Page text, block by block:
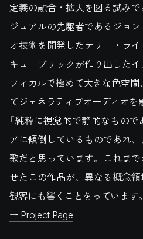
定義の融合・拡大を図る試み
ジュアルの先駆者であるジョ
オ技術を開発したテリー・ラ
キューブリックが作り出した
フィカルで極めて大きな色空
てジェネラティブオーディオを
「純粋に視覚的で静的なもの
アに傾倒しているものであれ
歌だと思っています。これま
せたこの作品が、異なる概念
観客にも響くことをっています
→ Project Page